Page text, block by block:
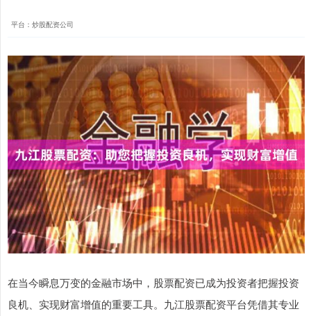
平台：炒股配资公司
在当今瞬息万变的金融市场中，股票配资已成为投资者把握投资
良机、实现财富增值的重要工具。九江股票配资平台凭借其专业